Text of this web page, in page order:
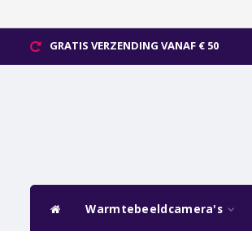
GRATIS VERZENDING VANAF € 50
Warmtebeeldcamera's